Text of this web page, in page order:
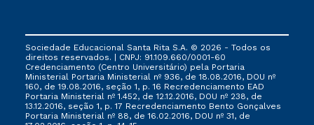
FIES, Prouni e outros programas governamentais, e
não se acumula com nenhuma outra campanha
ofertada pela Instituição.
Sociedade Educacional Santa Rita S.A. © 2026 - Todos os
direitos reservados. | CNPJ: 91.109.660/0001-60
Credenciamento (Centro Universitário) pela Portaria
Ministerial Portaria Ministerial nº 936, de 18.08.2016, DOU nº
160, de 19.08.2016, seção 1, p. 16 Recredenciamento EAD
Portaria Ministerial nº 1.452, de 12.12.2016, DOU nº 238, de
13.12.2016, seção 1, p. 17 Recredenciamento Bento Gonçalves
Portaria Ministerial nº 88, de 16.02.2016, DOU nº 31, de